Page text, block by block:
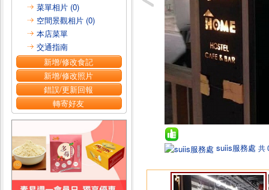
菜單相片 (0)
空間景觀相片 (0)
本店菜單
交通指南
新增/修改食記
新增/修改照片
錯誤/更新回報
轉寄好友
suiis服務處 共